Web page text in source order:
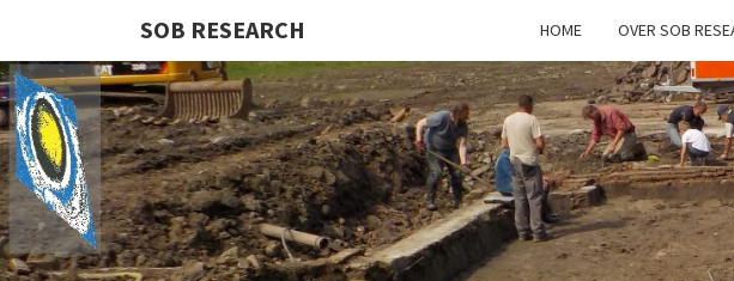
SOB RESEARCH HOME OVER SOB